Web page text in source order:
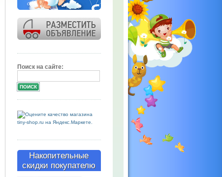
Поиск на сайте:
Накопительные
скидки покупателю